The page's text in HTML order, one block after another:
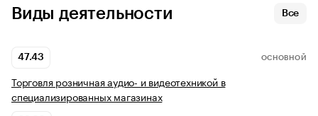
Виды деятельности Все
47.43 ОСНОВНОЙ
Торговля розничная аудио- и видеотехникой в
специализированных магазинах